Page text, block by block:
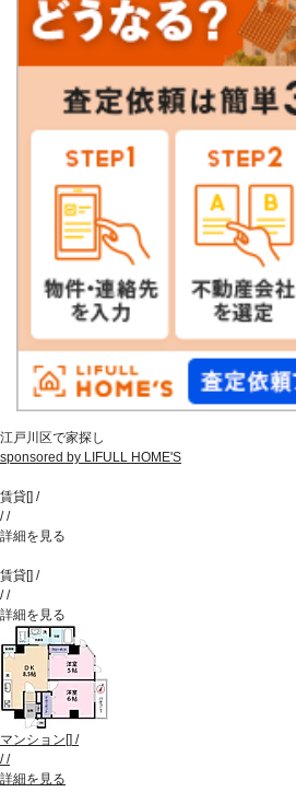
江戸川区で家探し
sponsored by LIFULL HOME'S
賃貸[] /
//
詳細を見る
賃貸[] /
//
詳細を見る
マンション [] /
//
詳細を見る